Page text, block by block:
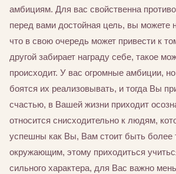
амбициям. Для вас свойственна
перед вами достойная цель, вы можете
что в свою очередь может привести к
другой забирает награду себе, такое
происходит. У вас огромные амбиции,
боятся их реализовывать, и тогда Вы
счастью, в Вашей жизни приходит
относится снисходительно к людям,
успешны как Вы, Вам стоит быть более
окружающим, этому приходиться
сильного характера, для Вас важно